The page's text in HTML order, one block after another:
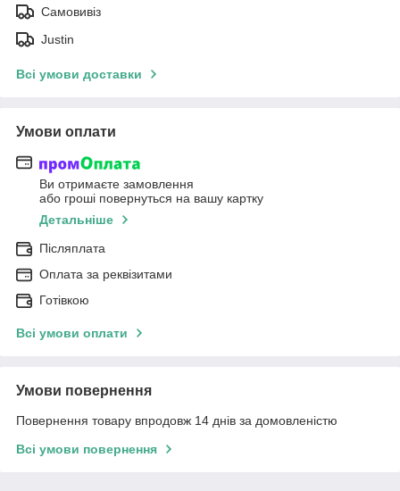
Самовивіз
Justin
Всі умови доставки
Умови оплати
Ви отримаєте замовлення
або гроші повернуться на вашу картку
Детальніше
Післяплата
Оплата за реквізитами
Готівкою
Всі умови оплати
Умови повернення
Повернення товару впродовж 14 днів за домовленістю
Всі умови повернення